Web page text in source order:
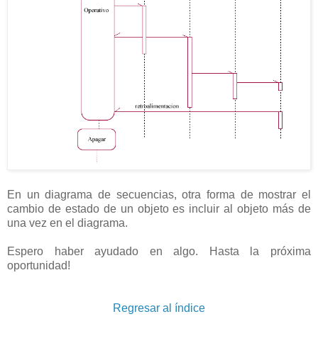
En un diagrama de secuencias, otra forma de mostrar el
cambio de estado de un objeto es incluir al objeto más de
una vez en el diagrama.
Espero haber ayudado en algo. Hasta la próxima
oportunidad!
Regresar al índice